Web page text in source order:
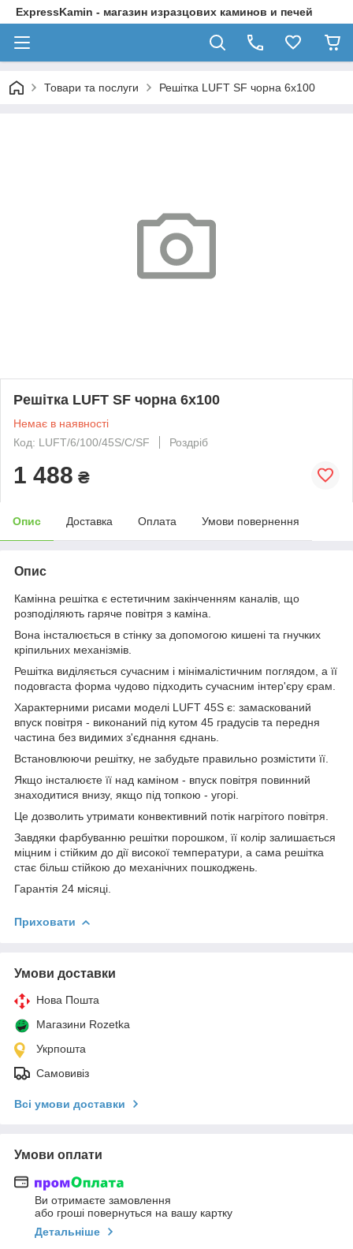
ExpressKamin - магазин изразцових каминов и печей
Товари та послуги Решітка LUFT SF чорна 6x100
Решітка LUFT SF чорна 6x100
Немає в наявності
Код: LUFT/6/100/45S/C/SF
Роздріб
1 488 ₴
Опис Доставка Оплата Умови повернення
Опис
Камінна решітка є естетичним закінченням каналів, що
розподіляють гаряче повітря з каміна.
Вона інсталюється в стінку за допомогою кишені та гнучких
кріпильних механізмів.
Решітка виділяється сучасним і мінімалістичним поглядом, а її
подовгаста форма чудово підходить сучасним інтер'єру єрам.
Характерними рисами моделі LUFT 45S є: замаскований
впуск повітря - виконаний під кутом 45 градусів та передня
частина без видимих з'єднання єднань.
Встановлюючи решітку, не забудьте правильно розмістити її.
Якщо інсталюєте її над каміном - впуск повітря повинний
знаходитися внизу, якщо під топкою - угорі.
Це дозволить утримати конвективний потік нагрітого повітря.
Завдяки фарбуванню решітки порошком, її колір залишається
міцним і стійким до дії високої температури, а сама решітка
стає більш стійкою до механічних пошкоджень.
Гарантія 24 місяці.
Приховати
Умови доставки
Нова Пошта
Магазини Rozetka
Укрпошта
Самовивіз
Всі умови доставки
Умови оплати
Ви отримаєте замовлення
або гроші повернуться на вашу картку
Детальніше